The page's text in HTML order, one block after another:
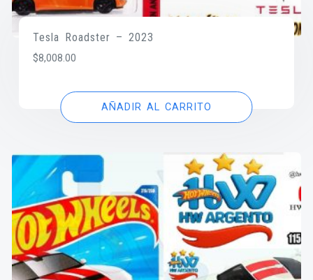
Tesla Roadster – 2023
$8,008.00
AÑADIR AL CARRITO